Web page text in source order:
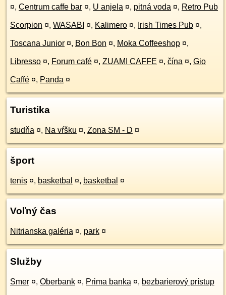
¤, Centrum caffe bar ¤, U anjela ¤, pitná voda ¤, Retro Pub
Scorpion ¤, WASABI ¤, Kalimero ¤, Irish Times Pub ¤,
Toscana Junior ¤, Bon Bon ¤, Moka Coffeeshop ¤,
Libresso ¤, Forum café ¤, ZUAMI CAFFE ¤, čína ¤, Gio
Caffé ¤, Panda ¤
Turistika
studňa ¤, Na vŕšku ¤, Zona SM - D ¤
šport
tenis ¤, basketbal ¤, basketbal ¤
Voľný čas
Nitrianska galéria ¤, park ¤
Služby
Smer ¤, Oberbank ¤, Prima banka ¤, bezbarierový prístup